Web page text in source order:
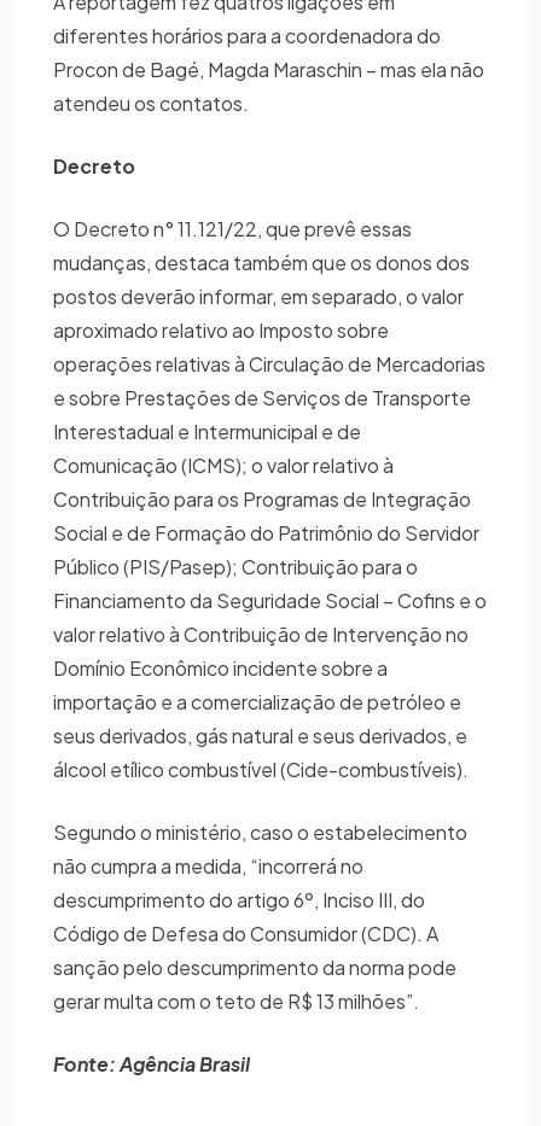
diferentes horários para a coordenadora do
Procon de Bagé, Magda Maraschin – mas ela não
atendeu os contatos.
Decreto
O Decreto n° 11.121/22, que prevê essas
mudanças, destaca também que os donos dos
postos deverão informar, em separado, o valor
aproximado relativo ao Imposto sobre
operações relativas à Circulação de Mercadorias
e sobre Prestações de Serviços de Transporte
Interestadual e Intermunicipal e de
Comunicação (ICMS); o valor relativo à
Contribuição para os Programas de Integração
Social e de Formação do Patrimônio do Servidor
Público (PIS/Pasep); Contribuição para o
Financiamento da Seguridade Social – Cofins e o
valor relativo à Contribuição de Intervenção no
Domínio Econômico incidente sobre a
importação e a comercialização de petróleo e
seus derivados, gás natural e seus derivados, e
álcool etílico combustível (Cide-combustíveis).
Segundo o ministério, caso o estabelecimento
não cumpra a medida, “incorrerá no
descumprimento do artigo 6º, Inciso III, do
Código de Defesa do Consumidor (CDC). A
sanção pelo descumprimento da norma pode
gerar multa com o teto de R$ 13 milhões”.
Fonte: Agência Brasil